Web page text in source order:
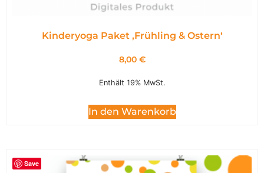
Kinderyoga Paket ,Frühling & Ostern‘
8,00 €
Enthält 19% MwSt.
In den Warenkorb
Save